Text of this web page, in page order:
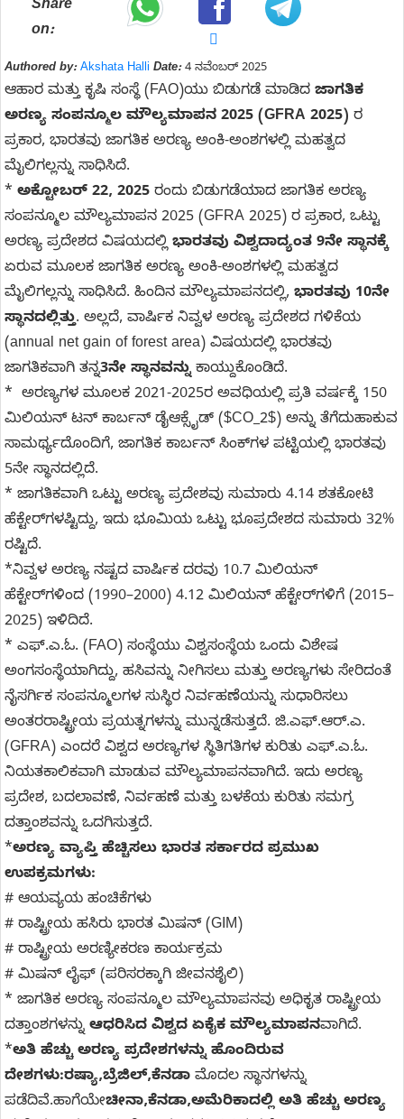
Share
on:
Authored by: Akshata Halli Date:4 ನವೆಂಬರ್ 2025
ಆಹಾರ ಮತ್ತು ಕೃಷಿ ಸಂಸ್ಥೆ (FAO)ಯು ಬಿಡುಗಡೆ ಮಾಡಿದ ಜಾಗತಿಕ
ಅರಣ್ಯ ಸಂಪನ್ಮೂಲ ಮೌಲ್ಯಮಾಪನ 2025 (GFRA 2025) ರ
ಪ್ರಕಾರ, ಭಾರತವು ಜಾಗತಿಕ ಅರಣ್ಯ ಅಂಕಿ-ಅಂಶಗಳಲ್ಲಿ ಮಹತ್ವದ
ಮೈಲಿಗಲ್ಲನ್ನು ಸಾಧಿಸಿದೆ.
* ಅಕ್ಟೋಬರ್ 22, 2025 ರಂದು ಬಿಡುಗಡೆಯಾದ ಜಾಗತಿಕ ಅರಣ್ಯ
ಸಂಪನ್ಮೂಲ ಮೌಲ್ಯಮಾಪನ 2025 (GFRA 2025) ರ ಪ್ರಕಾರ, ಒಟ್ಟು
ಅರಣ್ಯ ಪ್ರದೇಶದ ವಿಷಯದಲ್ಲಿಭಾರತವು ವಿಶ್ವದಾದ್ಯಂತ 9ನೇ ಸ್ಥಾನಕ್ಕೆ
ಏರುವ ಮೂಲಕ ಜಾಗತಿಕ ಅರಣ್ಯ ಅಂಕಿ-ಅಂಶಗಳಲ್ಲಿ ಮಹತ್ವದ
ಮೈಲಿಗಲ್ಲನ್ನು ಸಾಧಿಸಿದೆ. ಹಿಂದಿನ ಮೌಲ್ಯಮಾಪನದಲ್ಲಿ, ಭಾರತವು 10ನೇ
ಸ್ಥಾನದಲ್ಲಿತ್ತು. ಅಲ್ಲದೆ, ವಾರ್ಷಿಕ ನಿವ್ವಳ ಅರಣ್ಯ ಪ್ರದೇಶದ ಗಳಿಕೆಯ
(annual net gain of forest area) ವಿಷಯದಲ್ಲಿ ಭಾರತವು
ಜಾಗತಿಕವಾಗಿ ತನ್ನ3ನೇ ಸ್ಥಾನವನ್ನುಕಾಯ್ದುಕೊಂಡಿದೆ.
* ಅರಣ್ಯಗಳ ಮೂಲಕ 2021-2025ರ ಅವಧಿಯಲ್ಲಿ ಪ್ರತಿ ವರ್ಷಕ್ಕೆ 150
ಮಿಲಿಯನ್ ಟನ್ ಕಾರ್ಬನ್ ಡೈಆಕ್ಸೈಡ್ ($CO_2$) ಅನ್ನು ತೆಗೆದುಹಾಕುವ
ಸಾಮರ್ಥ್ಯದೊಂದಿಗೆ, ಜಾಗತಿಕ ಕಾರ್ಬನ್ ಸಿಂಕ್‌ಗಳ ಪಟ್ಟಿಯಲ್ಲಿ ಭಾರತವು
5ನೇ ಸ್ಥಾನದಲ್ಲಿದೆ.
* ಜಾಗತಿಕವಾಗಿ ಒಟ್ಟು ಅರಣ್ಯ ಪ್ರದೇಶವು ಸುಮಾರು 4.14 ಶತಕೋಟಿ
ಹೆಕ್ಟೇರ್‌ಗಳಷ್ಟಿದ್ದು, ಇದು ಭೂಮಿಯ ಒಟ್ಟು ಭೂಪ್ರದೇಶದ ಸುಮಾರು 32%
ರಷ್ಟಿದೆ.
*ನಿವ್ವಳ ಅರಣ್ಯ ನಷ್ಟದ ವಾರ್ಷಿಕ ದರವು 10.7 ಮಿಲಿಯನ್
ಹೆಕ್ಟೇರ್‌ಗಳಿಂದ (1990–2000) 4.12 ಮಿಲಿಯನ್ ಹೆಕ್ಟೇರ್‌ಗಳಿಗೆ (2015–
2025) ಇಳಿದಿದೆ.
* ಎಫ್.ಎ.ಓ. (FAO) ಸಂಸ್ಥೆಯು ವಿಶ್ವಸಂಸ್ಥೆಯ ಒಂದು ವಿಶೇಷ
ಅಂಗಸಂಸ್ಥೆಯಾಗಿದ್ದು, ಹಸಿವನ್ನು ನೀಗಿಸಲು ಮತ್ತು ಅರಣ್ಯಗಳು ಸೇರಿದಂತೆ
ನೈಸರ್ಗಿಕ ಸಂಪನ್ಮೂಲಗಳ ಸುಸ್ಥಿರ ನಿರ್ವಹಣೆಯನ್ನು ಸುಧಾರಿಸಲು
ಅಂತರರಾಷ್ಟ್ರೀಯ ಪ್ರಯತ್ನಗಳನ್ನು ಮುನ್ನಡೆಸುತ್ತದೆ. ಜಿ.ಎಫ್.ಆರ್.ಎ.
(GFRA) ಎಂದರೆ ವಿಶ್ವದ ಅರಣ್ಯಗಳ ಸ್ಥಿತಿಗತಿಗಳ ಕುರಿತು ಎಫ್.ಎ.ಓ.
ನಿಯತಕಾಲಿಕವಾಗಿ ಮಾಡುವ ಮೌಲ್ಯಮಾಪನವಾಗಿದೆ. ಇದು ಅರಣ್ಯ
ಪ್ರದೇಶ, ಬದಲಾವಣೆ, ನಿರ್ವಹಣೆ ಮತ್ತು ಬಳಕೆಯ ಕುರಿತು ಸಮಗ್ರ
ದತ್ತಾಂಶವನ್ನು ಒದಗಿಸುತ್ತದೆ.
*ಅರಣ್ಯ ವ್ಯಾಪ್ತಿ ಹೆಚ್ಚಿಸಲು ಭಾರತ ಸರ್ಕಾರದ ಪ್ರಮುಖ
ಉಪಕ್ರಮಗಳು:
# ಆಯವ್ಯಯ ಹಂಚಿಕೆಗಳು
# ರಾಷ್ಟ್ರೀಯ ಹಸಿರು ಭಾರತ ಮಿಷನ್ (GIM)
# ರಾಷ್ಟ್ರೀಯ ಅರಣ್ಯೀಕರಣ ಕಾರ್ಯಕ್ರಮ
# ಮಿಷನ್ ಲೈಫ್ (ಪರಿಸರಕ್ಕಾಗಿ ಜೀವನಶೈಲಿ)
* ಜಾಗತಿಕ ಅರಣ್ಯ ಸಂಪನ್ಮೂಲ ಮೌಲ್ಯಮಾಪನವು ಅಧಿಕೃತ ರಾಷ್ಟ್ರೀಯ
ದತ್ತಾಂಶಗಳನ್ನು ಆಧರಿಸಿದ ವಿಶ್ವದ ಏಕೈಕ ಮೌಲ್ಯಮಾಪನವಾಗಿದೆ.
*ಅತಿ ಹೆಚ್ಚು ಅರಣ್ಯ ಪ್ರದೇಶಗಳನ್ನು ಹೊಂದಿರುವ
ದೇಶಗಳು:ರಷ್ಯಾ,ಬ್ರೆಜಿಲ್,ಕೆನಡಾ ಮೊದಲ ಸ್ಥಾನಗಳನ್ನು
ಪಡೆದಿವೆ.ಹಾಗೆಯೇಚೀನಾ,ಕೆನಡಾ,ಅಮೆರಿಕಾದಲ್ಲಿ ಅತಿ ಹೆಚ್ಚು ಅರಣ್ಯ